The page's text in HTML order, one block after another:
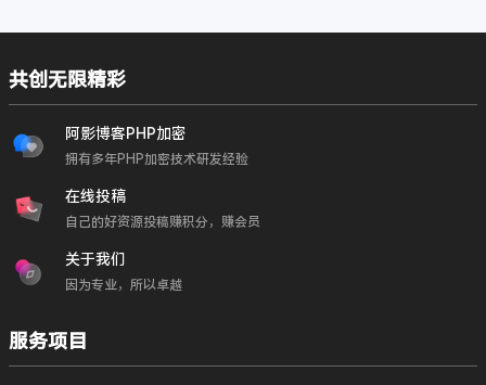
共创无限精彩
阿影博客PHP加密
拥有多年PHP加密技术研发经验
在线投稿
自己的好资源投稿赚积分，赚会员
关于我们
因为专业，所以卓越
服务项目